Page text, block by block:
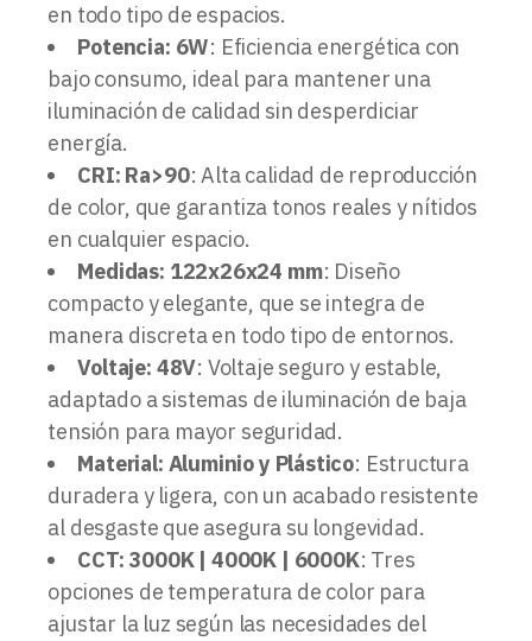
en todo tipo de espacios.
Potencia: 6W: Eficiencia energética con
bajo consumo, ideal para mantener una
iluminación de calidad sin desperdiciar
energía.
CRI: Ra>90: Alta calidad de reproducción
de color, que garantiza tonos reales y nítidos
en cualquier espacio.
Medidas: 122x26x24 mm: Diseño
compacto y elegante, que se integra de
manera discreta en todo tipo de entornos.
Voltaje: 48V: Voltaje seguro y estable,
adaptado a sistemas de iluminación de baja
tensión para mayor seguridad.
Material: Aluminio y Plástico: Estructura
duradera y ligera, con un acabado resistente
al desgaste que asegura su longevidad.
CCT: 3000K | 4000K | 6000K: Tres
opciones de temperatura de color para
ajustar la luz según las necesidades del